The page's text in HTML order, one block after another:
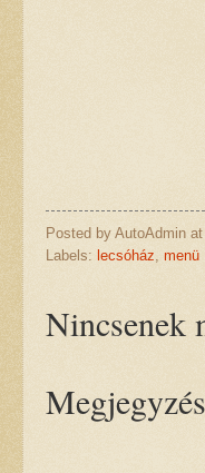
Posted by AutoAdmin at
Labels: lecsóház menü
Nincsenek